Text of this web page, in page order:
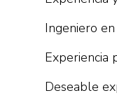
Ingeniero
Experiencia
Deseable